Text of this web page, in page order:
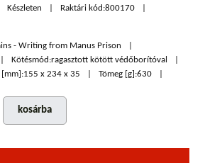
Készleten Raktári kód:800170
- Writing from Manus Prison
Kötésmód:ragasztott kötött védőborítóval
[mm]:155 x 234 x 35 Tömeg [g]:630
kosárba